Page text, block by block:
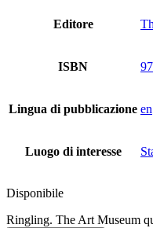
Editore
ISBN
Lingua di pubblicazione en
Luogo di interesse
Disponibile
Ringling. The Art Museum